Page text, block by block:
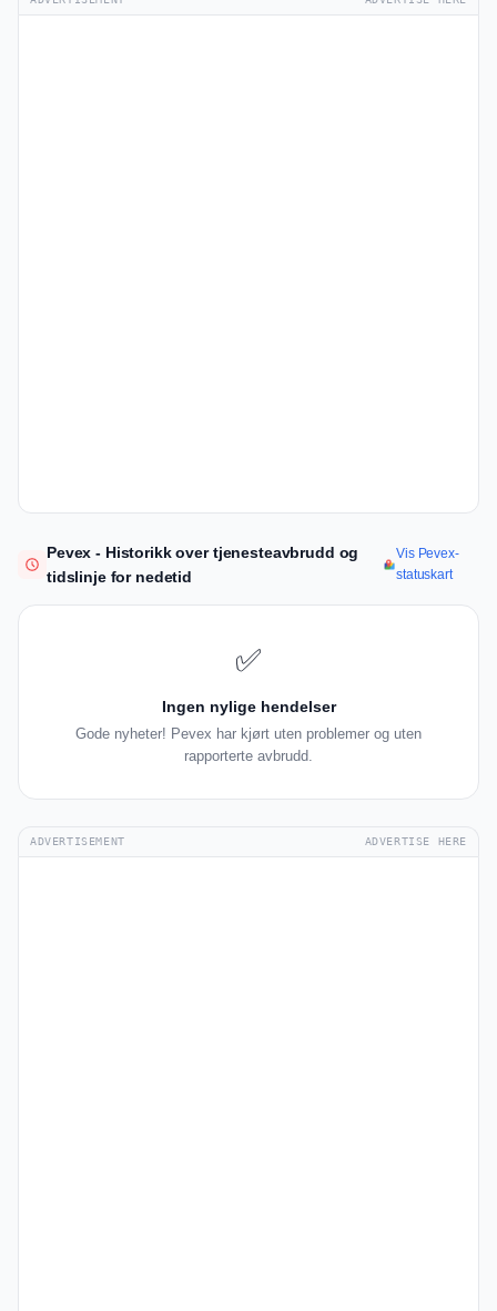
Pevex - Historikk over tjenesteavbrudd og
tidslinje for nedetid
Vis Pevex-
statuskart
✅
Ingen nylige hendelser
Gode nyheter! Pevex har kjørt uten problemer og uten
rapporterte avbrudd.
ADVERTISEMENT ADVERTISE HERE